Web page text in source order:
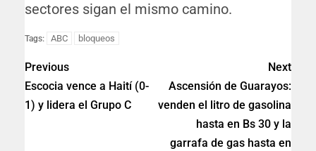
sectores sigan el mismo camino.
Tags: ABC bloqueos
Previous
Escocia vence a Haití (0-
1) y lidera el Grupo C
Next
Ascensión de Guarayos:
venden el litro de gasolina
hasta en Bs 30 y la
garrafa de gas hasta en